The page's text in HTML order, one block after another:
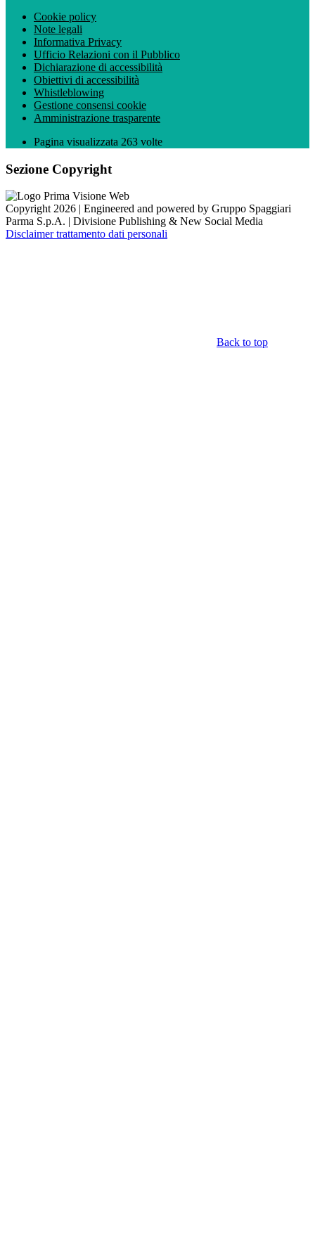
Cookie policy
Note legali
Informativa Privacy
Ufficio Relazioni con il Pubblico
Dichiarazione di accessibilità
Obiettivi di accessibilità
Whistleblowing
Gestione consensi cookie
Amministrazione trasparente
Pagina visualizzata 263 volte
Sezione Copyright
Copyright 2026 | Engineered and powered by Gruppo Spaggiari
Parma S.p.A. | Divisione Publishing & New Social Media
Disclaimer trattamento dati personali
Back to top